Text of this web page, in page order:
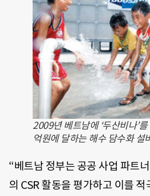
2009년 베트남에 ‘두산비나’
억원에 달하는 해수 담수화
“베트남 정부는 공공 사업 파트
의 CSR 활동을 평가하고 이를